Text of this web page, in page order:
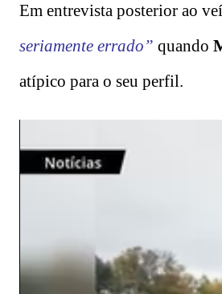
Em entrevista posterior ao
seriamente errado” quando
atípico para o seu perfil.